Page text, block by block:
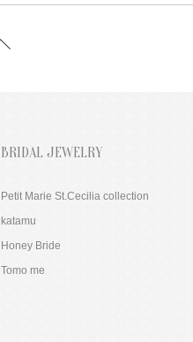
BRIDAL JEWELRY
Petit Marie St.Cecilia collection
katamu
Honey Bride
Tomo me